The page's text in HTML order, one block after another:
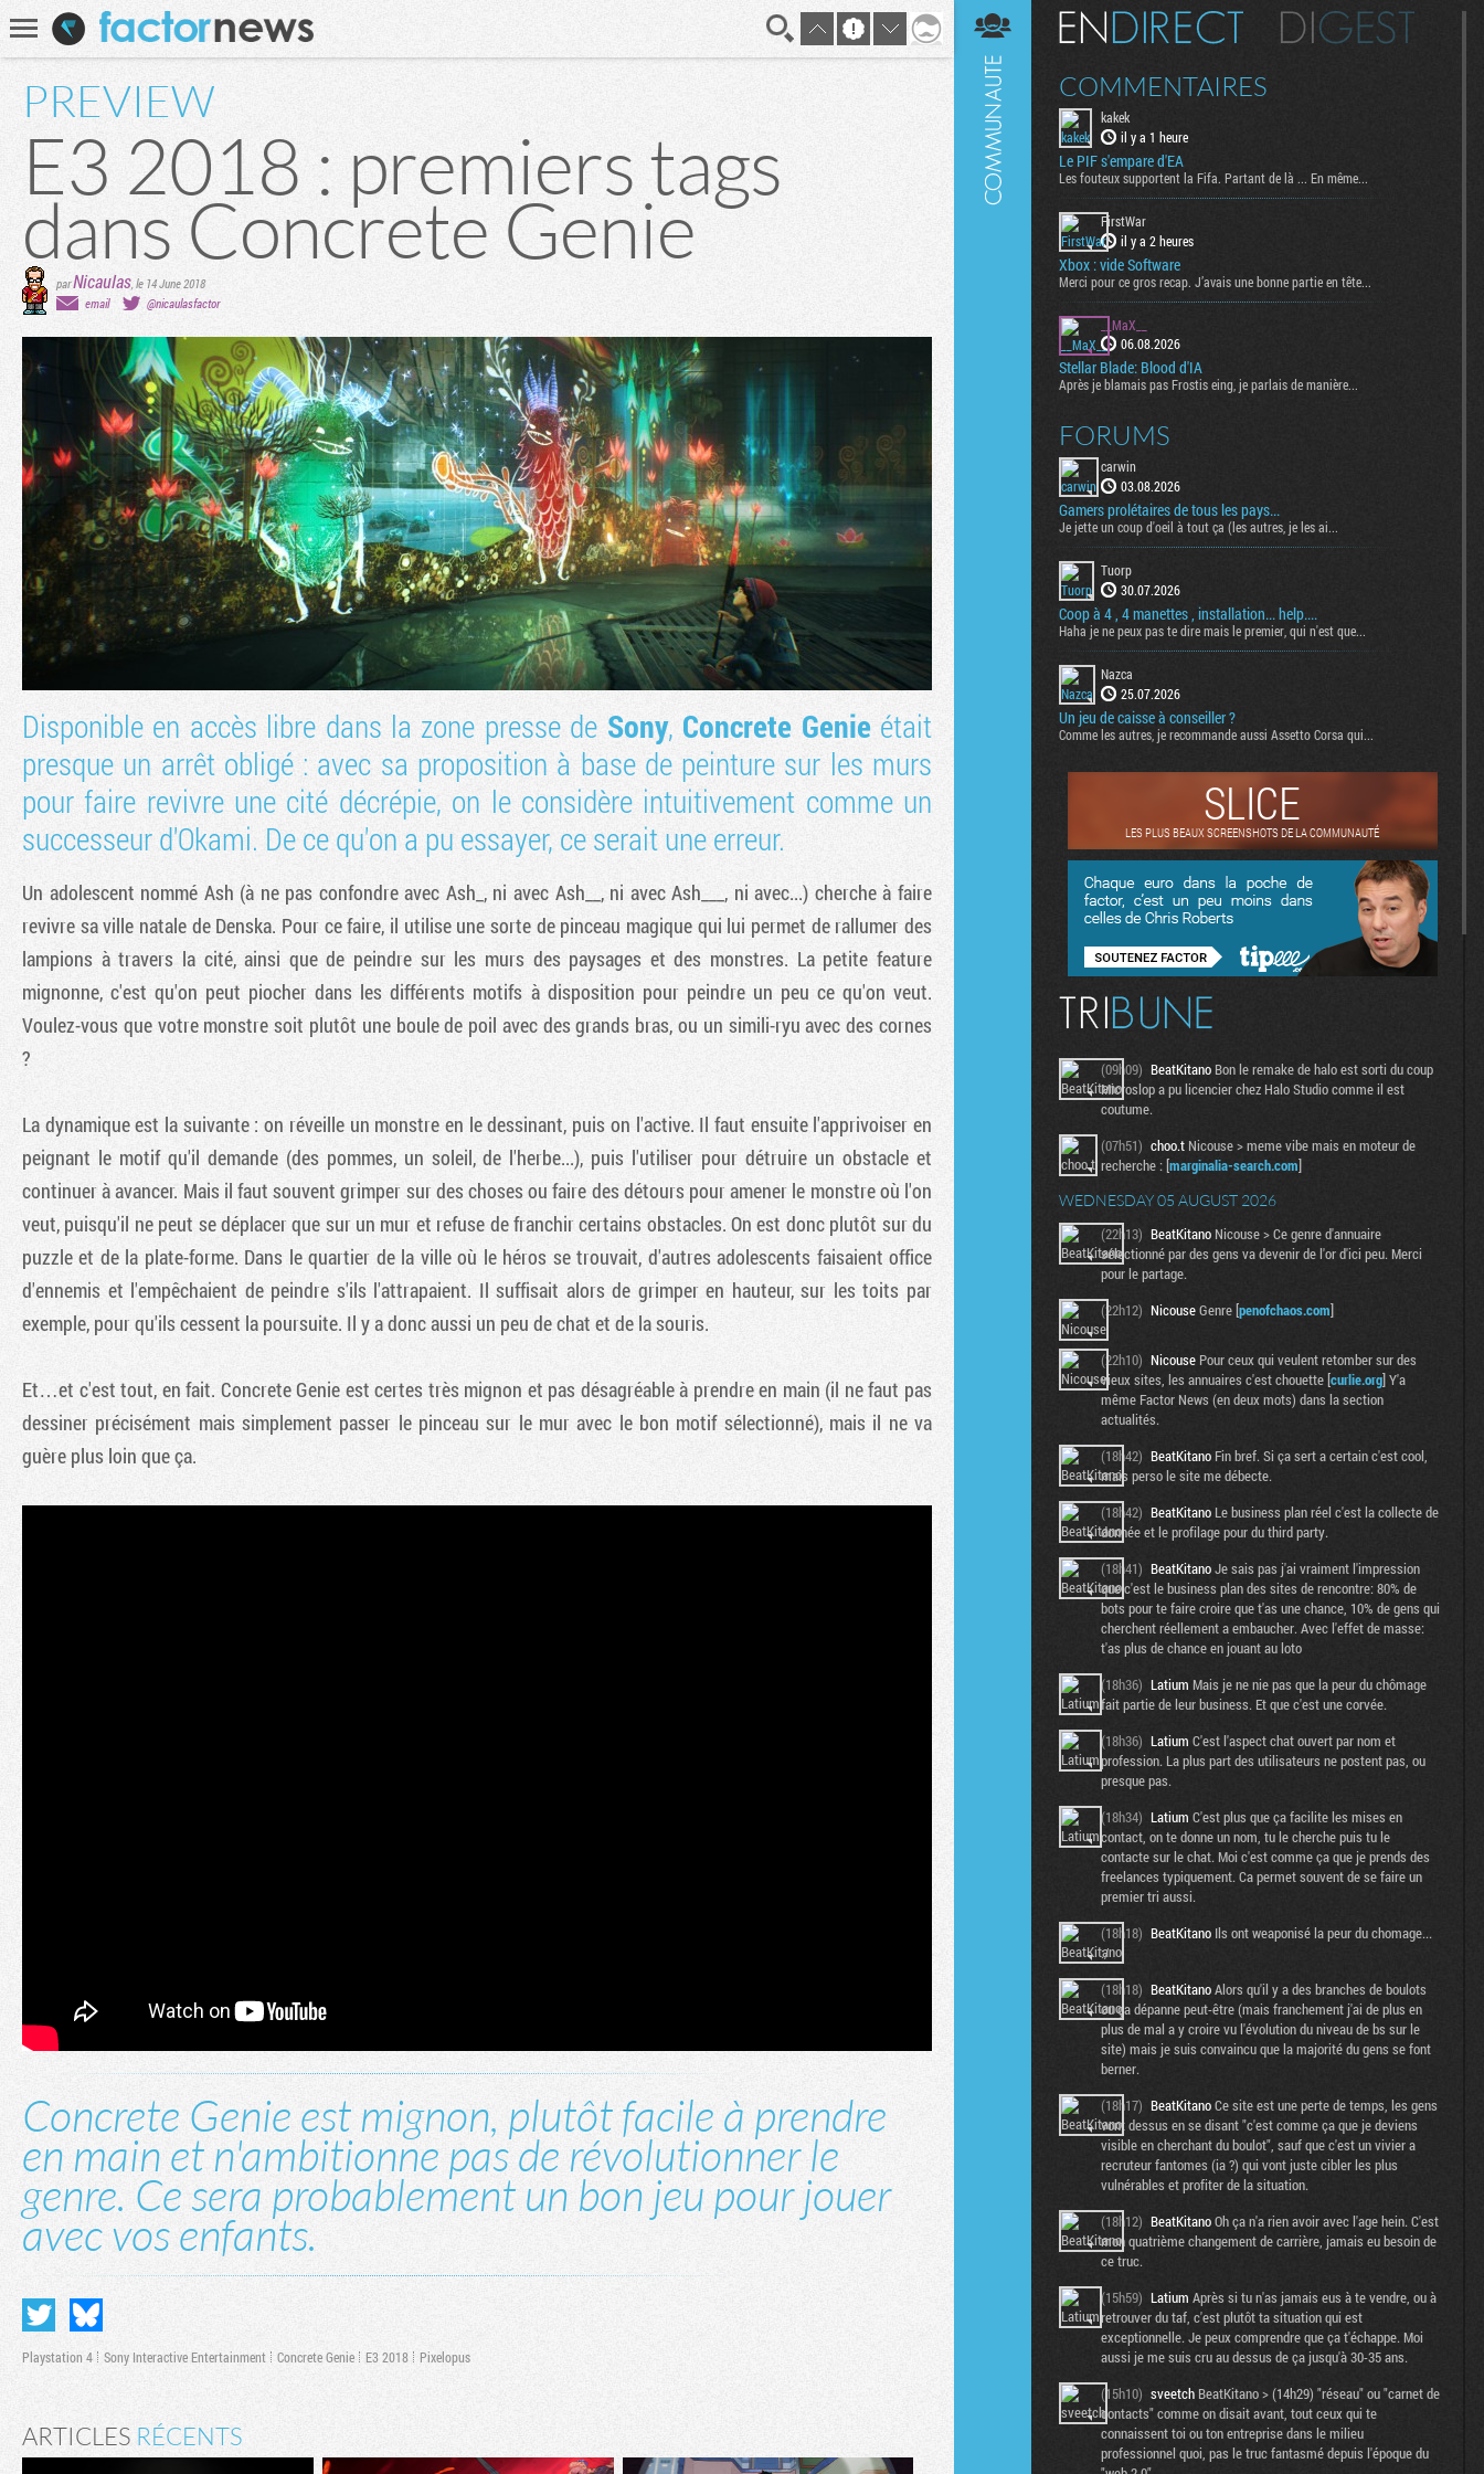
Recherche
PREVIEW
E3 2018 : premiers tags
dans Concrete Genie
parNicaulas,le 14 June 2018
email
@nicaulasfactor
Disponible en accès libre dans la zone presse de Sony, Concrete Genieétait
presque un arrêt obligé : avec sa proposition à base de peinture sur les murs
pour faire revivre une cité décrépie, on le considère intuitivement comme un
successeur d'Okami. De ce qu'on a pu essayer, ce serait une erreur.
Un adolescent nommé Ash (à ne pas confondre avec Ash_, ni avec Ash__, ni avec Ash___, ni avec...) cherche à faire
revivre sa ville natale de Denska. Pour ce faire, il utilise une sorte de pinceau magique qui lui permet de rallumer des
lampions à travers la cité, ainsi que de peindre sur les murs des paysages et des monstres. La petite feature
mignonne, c'est qu'on peut piocher dans les différents motifs à disposition pour peindre un peu ce qu'on veut.
Voulez-vous que votre monstre soit plutôt une boule de poil avec des grands bras, ou un simili-ryu avec des cornes
?
La dynamique est la suivante : on réveille un monstre en le dessinant, puis on l'active. Il faut ensuite l'apprivoiser en
peignant le motif qu'il demande (des pommes, un soleil, de l'herbe...), puis l'utiliser pour détruire un obstacle et
continuer à avancer. Mais il faut souvent grimper sur des choses ou faire des détours pour amener le monstre où l'on
veut, puisqu'il ne peut se déplacer que sur un mur et refuse de franchir certains obstacles. On est donc plutôt sur du
puzzle et de la plate-forme. Dans le quartier de la ville où le héros se trouvait, d'autres adolescents faisaient office
d'ennemis et l'empêchaient de peindre s'ils l'attrapaient. Il suffisait alors de grimper en hauteur, sur les toits par
exemple, pour qu'ils cessent la poursuite. Il y a donc aussi un peu de chat et de la souris.
Et…et c'est tout, en fait. Concrete Genie est certes très mignon et pas désagréable à prendre en main (il ne faut pas
dessiner précisément mais simplement passer le pinceau sur le mur avec le bon motif sélectionné), mais il ne va
guère plus loin que ça.
Concrete Genie est mignon, plutôt facile à prendre
en main et n'ambitionne pas de révolutionner le
genre. Ce sera probablement un bon jeu pour jouer
avec vos enfants.
Playstation 4 Sony Interactive Entertainment Concrete Genie E3 2018 Pixelopus
ARTICLES RÉCENTS
En direct Digest
COMMENTAIRES
kakek
il y a 1 heure
Le PIF s'empare d'EA
Les fouteux supportent la Fifa. Partant de là ... En même...
FirstWar
il y a 2 heures
Xbox : vide Software
Merci pour ce gros recap. J’avais une bonne partie en tête...
__MaX__
06.08.2026
Stellar Blade: Blood d'IA
Après je blamais pas Frostis eing, je parlais de manière...
FORUMS
carwin
03.08.2026
Gamers prolétaires de tous les pays...
Je jette un coup d'oeil à tout ça (les autres, je les ai...
Tuorp
30.07.2026
Coop à 4 , 4 manettes , installation... help....
Haha je ne peux pas te dire mais le premier, qui n'est que...
Nazca
25.07.2026
Un jeu de caisse à conseiller ?
Comme les autres, je recommande aussi Assetto Corsa qui...
SLICE
LES PLUS BEAUX SCREENSHOTS DE LA COMMUNAUTÉ
Tribune
(09h09) BeatKitano Bon le remake de halo est sorti du coup
Microslop a pu licencier chez Halo Studio comme il est
coutume.
(07h51) choo.t Nicouse > meme vibe mais en moteur de
recherche : [marginalia-search.com]
WEDNESDAY 05 AUGUST 2026
(22h13) BeatKitano Nicouse > Ce genre d'annuaire
sélectionné par des gens va devenir de l'or d'ici peu. Merci
pour le partage.
(22h12) NicouseGenre [penofchaos.com]
(22h10) Nicouse Pour ceux qui veulent retomber sur des
vieux sites, les annuaires c'est chouette [curlie.org] Y'a
même Factor News (en deux mots) dans la section
actualités.
(18h42) BeatKitano Fin bref. Si ça sert a certain c'est cool,
mais perso le site me débecte.
(18h42) BeatKitano Le business plan réel c'est la collecte de
donnée et le profilage pour du third party.
(18h41) BeatKitanoJe sais pas j'ai vraiment l'impression
que c'est le business plan des sites de rencontre: 80% de
bots pour te faire croire que t'as une chance, 10% de gens qui
cherchent réellement a embaucher. Avec l'effet de masse:
t'as plus de chance en jouant au loto
(18h36) Latium Mais je ne nie pas que la peur du chômage
fait partie de leur business. Et que c'est une corvée.
(18h36) Latium C'est l'aspect chat ouvert par nom et
profession. La plus part des utilisateurs ne postent pas, ou
presque pas.
(18h34) Latium C'est plus que ça facilite les mises en
contact, on te donne un nom, tu le cherche puis tu le
contacte sur le chat. Moi c'est comme ça que je prends des
freelances typiquement. Ca permet souvent de se faire un
premier tri aussi.
(18h18) BeatKitano Ils ont weaponisé la peur du chomage...
:/
(18h18) BeatKitanoAlors qu'il y a des branches de boulots
ou ça dépanne peut-être (mais franchement j'ai de plus en
plus de mal a y croire vu l'évolution du niveau de bs sur le
site) mais je suis convaincu que la majorité du gens se font
berner.
(18h17) BeatKitanoCe site est une perte de temps, les gens
vont dessus en se disant "c'est comme ça que je deviens
visible en cherchant du boulot", sauf que c'est un vivier a
recruteur fantomes (ia ?) qui vont juste cibler les plus
vulnérables et profiter de la situation.
(18h12) BeatKitanoOh ça n'a rien avoir avec l'age hein. C'est
mon quatrième changement de carrière, jamais eu besoin de
ce truc.
(15h59) Latium Après si tu n'as jamais eus à te vendre, ou à
retrouver du taf, c'est plutôt ta situation qui est
exceptionnelle. Je peux comprendre que ça t'échappe. Moi
aussi je me suis cru au dessus de ça jusqu'à 30-35 ans.
(15h10) sveetch BeatKitano > (14h29) "réseau" ou "carnet de
contacts" comme on disait avant, tout ceux qui te
connaissent toi ou ton entreprise dans le milieu
professionnel quoi, pas le truc fantasmé depuis l'époque du